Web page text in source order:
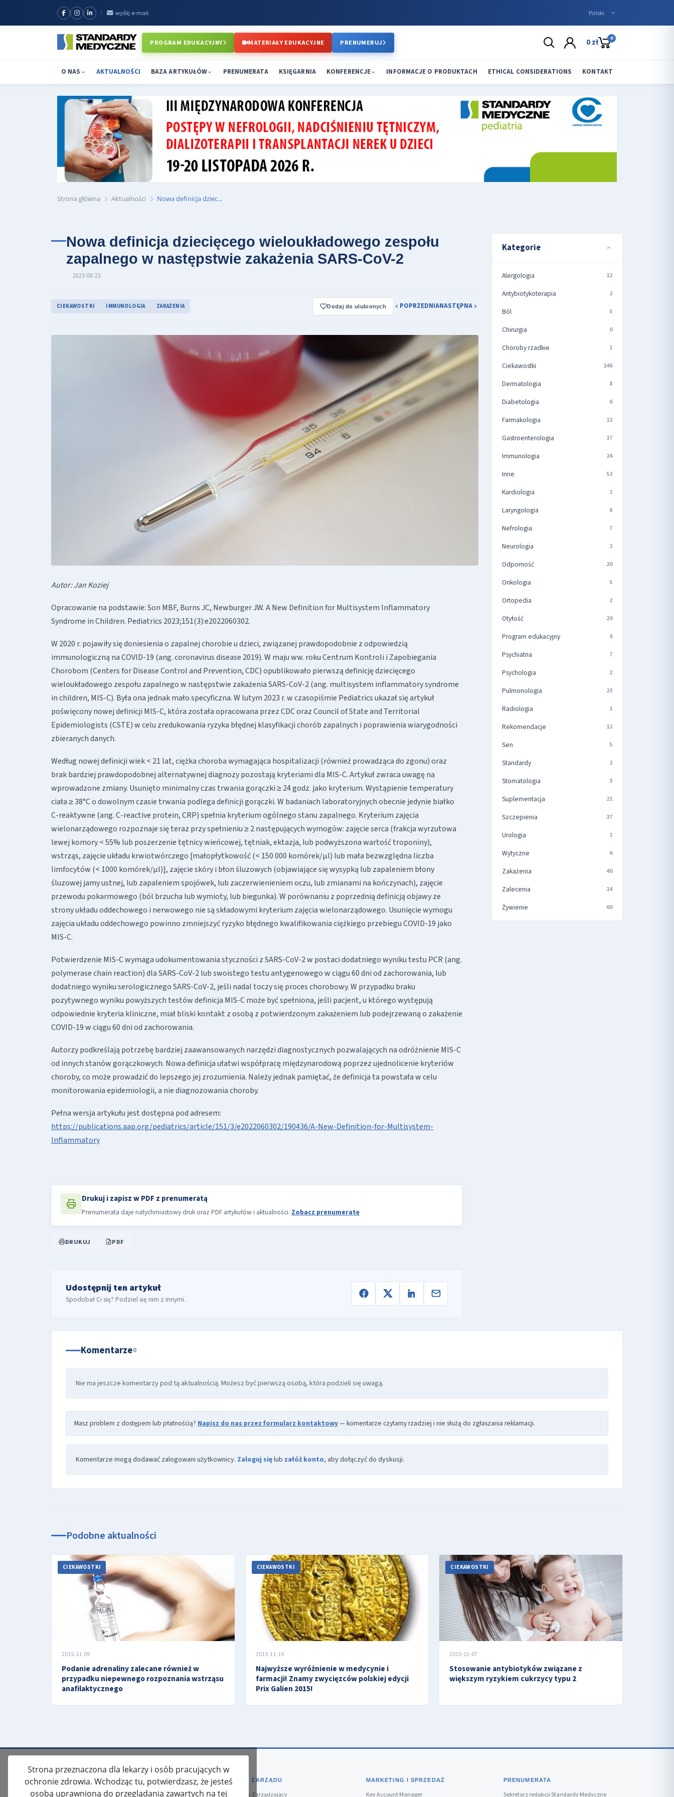
wyślij e-mail
PROGRAM EDUKACYJNY MATERIAŁY EDUKACYJNE PRENUMERUJ 0 zł 0
O NAS AKTUALNOŚCI BAZA ARTYKUŁÓW PRENUMERATA KSIĘGARNIA KONFERENCJE INFORMACJE O PRODUKTACH ETHICAL CONSIDERATIONS KONTAKT
Strona główna Aktualności Nowa definicja dziec...
Nowa definicja dziecięcego wieloukładowego zespołu
zapalnego w następstwie zakażenia SARS-CoV-2
2023-08-23
CIEKAWOSTKI IMMUNOLOGIA ZAKAŻENIA Dodaj do ulubionych POPRZEDNIANASTĘPNA
Autor: Jan Koziej
Opracowanie na podstawie: Son MBF, Burns JC, Newburger JW. A New Definition for Multisystem Inflammatory
Syndrome in Children. Pediatrics 2023;151(3):e2022060302.
W 2020 r. pojawiły się doniesienia o zapalnej chorobie u dzieci, związanej prawdopodobnie z odpowiedzią
immunologiczną na COVID-19 (ang. coronavirus disease 2019). W maju ww. roku Centrum Kontroli i Zapobiegania
Chorobom (Centers for Disease Control and Prevention, CDC) opublikowało pierwszą definicję dziecięcego
wieloukładowego zespołu zapalnego w następstwie zakażenia SARS-CoV-2 (ang. multisystem inflammatory syndrome
in children, MIS-C). Była ona jednak mało specyficzna. W lutym 2023 r. w czasopiśmie Pediatrics ukazał się artykuł
poświęcony nowej definicji MIS-C, która została opracowana przez CDC oraz Council of State and Territorial
Epidemiologists (CSTE) w celu zredukowania ryzyka błędnej klasyfikacji chorób zapalnych i poprawienia wiarygodności
zbieranych danych.
Według nowej definicji wiek < 21 lat, ciężka choroba wymagająca hospitalizacji (również prowadząca do zgonu) oraz
brak bardziej prawdopodobnej alternatywnej diagnozy pozostają kryteriami dla MIS-C. Artykuł zwraca uwagę na
wprowadzone zmiany. Usunięto minimalny czas trwania gorączki ≥ 24 godz. jako kryterium. Wystąpienie temperatury
ciała ≥ 38°C o dowolnym czasie trwania podlega definicji gorączki. W badaniach laboratoryjnych obecnie jedynie białko
C-reaktywne (ang. C-reactive protein, CRP) spełnia kryterium ogólnego stanu zapalnego. Kryterium zajęcia
wielonarządowego rozpoznaje się teraz przy spełnieniu ≥ 2 następujących wymogów: zajęcie serca (frakcja wyrzutowa
lewej komory < 55% lub poszerzenie tętnicy wieńcowej, tętniak, ektazja, lub podwyższona wartość troponiny),
wstrząs, zajęcie układu krwiotwórczego [małopłytkowość (< 150 000 komórek/µl) lub mała bezwzględna liczba
limfocytów (< 1000 komórek/µl)], zajęcie skóry i błon śluzowych (objawiające się wysypką lub zapaleniem błony
śluzowej jamy ustnej, lub zapaleniem spojówek, lub zaczerwienieniem oczu, lub zmianami na kończynach), zajęcie
przewodu pokarmowego (ból brzucha lub wymioty, lub biegunka). W porównaniu z poprzednią definicją objawy ze
strony układu oddechowego i nerwowego nie są składowymi kryterium zajęcia wielonarządowego. Usunięcie wymogu
zajęcia układu oddechowego powinno zmniejszyć ryzyko błędnego kwalifikowania ciężkiego przebiegu COVID-19 jako
MIS-C.
Potwierdzenie MIS-C wymaga udokumentowania styczności z SARS-CoV-2 w postaci dodatniego wyniku testu PCR (ang.
polymerase chain reaction) dla SARS-CoV-2 lub swoistego testu antygenowego w ciągu 60 dni od zachorowania, lub
dodatniego wyniku serologicznego SARS-CoV-2, jeśli nadal toczy się proces chorobowy. W przypadku braku
pozytywnego wyniku powyższych testów definicja MIS-C może być spełniona, jeśli pacjent, u którego występują
odpowiednie kryteria kliniczne, miał bliski kontakt z osobą z potwierdzonym zakażeniem lub podejrzewaną o zakażenie
COVID-19 w ciągu 60 dni od zachorowania.
Autorzy podkreślają potrzebę bardziej zaawansowanych narzędzi diagnostycznych pozwalających na odróżnienie MIS-C
od innych stanów gorączkowych. Nowa definicja ułatwi współpracę międzynarodową poprzez ujednolicenie kryteriów
choroby, co może prowadzić do lepszego jej zrozumienia. Należy jednak pamiętać, że definicja ta powstała w celu
monitorowania epidemiologii, a nie diagnozowania choroby.
Pełna wersja artykułu jest dostępna pod adresem:
https://publications.aap.org/pediatrics/article/151/3/e2022060302/190436/A-New-Definition-for-Multisystem-
Inflammatory
Drukuj i zapisz w PDF z prenumeratą
Prenumerata daje natychmiastowy druk oraz PDF artykułów i aktualności. Zobacz prenumeratę
DRUKUJ PDF
Udostępnij ten artykuł
Spodobał Ci się? Podziel się nim z innymi.
Kategorie
Alergologia 12
Antybiotykoterapia 2
Ból 5
Chirurgia 0
Choroby rzadkie 1
Ciekawostki 146
Dermatologia 8
Diabetologia 6
Farmakologia 12
Gastroenterologia 17
Immunologia 24
Inne 52
Kardiologia 2
Laryngologia 8
Nefrologia 7
Neurologia 2
Odporność 20
Onkologia 5
Ortopedia 2
Otyłość 20
Program edukacyjny 4
Psychiatria 7
Psychologia 2
Pulmonologia 23
Radiologia 1
Rekomendacje 12
Sen 5
Standardy 2
Stomatologia 3
Suplementacja 21
Szczepienia 37
Urologia 1
Wytyczne 6
Zakażenia 40
Zalecenia 14
Żywienie 60
Komentarze0
Nie ma jeszcze komentarzy pod tą aktualnością. Możesz być pierwszą osobą, która podzieli się uwagą.
Masz problem z dostępem lub płatnością? Napisz do nas przez formularz kontaktowy— komentarze czytamy rzadziej i nie służą do zgłaszania reklamacji.
Komentarze mogą dodawać zalogowani użytkownicy. Zaloguj sięlub załóż konto, aby dołączyć do dyskusji.
Podobne aktualności
CIEKAWOSTKI
2015-11-09
Podanie adrenaliny zalecane również w
przypadku niepewnego rozpoznania wstrząsu
anafilaktycznego
CIEKAWOSTKI
2015-11-19
Najwyższe wyróżnienie w medycynie i
farmacji! Znamy zwycięzców polskiej edycji
Prix Galien 2015!
CIEKAWOSTKI
2015-12-07
Stosowanie antybiotyków związane z
większym ryzykiem cukrzycy typu 2
Strona przeznaczona dla lekarzy i osób pracujących w
ochronie zdrowia. Wchodząc tu, potwierdzasz, że jesteś
osobą uprawnioną do przeglądania zawartych na tej
BIURO ZARZĄDU
Dyrektor Zarządzający
MARKETING I SPRZEDAŻ
Key Account Manager
PRENUMERATA
Sekretarz redakcji Standardy Medyczne